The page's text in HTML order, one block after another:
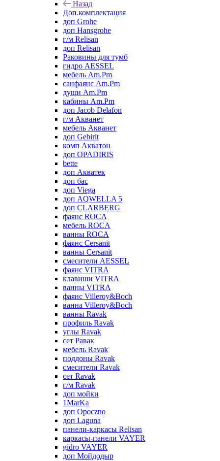
Назад
Доп.комплектация
доп Grohe
доп Hansgrohe
г/м Relisan
доп Relisan
Раковины для тумб
гидро AESSEL
мебель Am.Pm
санфаянс Am.Pm
души Am.Pm
кабины Am.Pm
доп Jacob Delafon
г/м Акванет
мебель Акванет
доп Gebirit
комп Акватон
доп OPADIRIS
bette
доп Акватек
доп бас
доп Viega
доп AQWELLA 5
доп CLARBERG
фаянс ROCA
мебель ROCA
ванны ROCA
фаянс Cersanit
ванны Cersanit
смесители AESSEL
фаянс VITRA
клавиши VITRA
ванны VITRA
фаянс Villeroy&Boch
ванна Villeroy&Boch
ванны Ravak
профиль Ravak
углы Ravak
сет Равак
мебель Ravak
поддоны Ravak
смесители Ravak
сет Ravak
г/м Ravak
доп мойки
1MarKa
доп Opoczno
доп Laguna
панели-каркасы Relisan
каркасы-панели VAYER
gidro VAYER
доп Мойдодыр